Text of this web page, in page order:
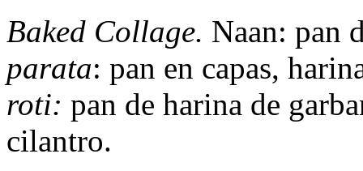
Baked Collage. Naan: pan
parata: pan en capas,
roti: pan de harina de
cilantro.